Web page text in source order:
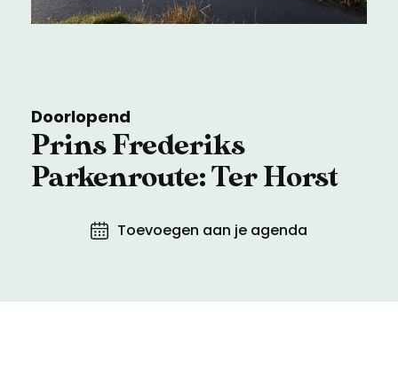
Voorwaarden
Prins Frederiks
Parkenroute: Ter Horst
Doorlopend
Toevoegen aan je agenda